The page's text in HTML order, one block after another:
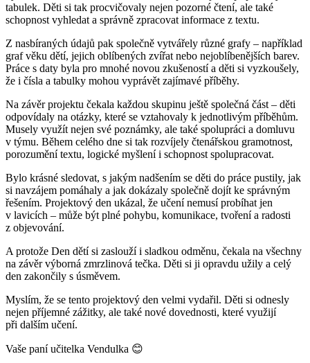
tabulek. Děti si tak procvičovaly nejen pozorné čtení, ale také
schopnost vyhledat a správně zpracovat informace z textu.
Z nasbíraných údajů pak společně vytvářely různé grafy – například
graf věku dětí, jejich oblíbených zvířat nebo nejoblíbenějších barev.
Práce s daty byla pro mnohé novou zkušeností a děti si vyzkoušely,
že i čísla a tabulky mohou vyprávět zajímavé příběhy.
Na závěr projektu čekala každou skupinu ještě společná část – děti
odpovídaly na otázky, které se vztahovaly k jednotlivým příběhům.
Musely využít nejen své poznámky, ale také spolupráci a domluvu
v týmu. Během celého dne si tak rozvíjely čtenářskou gramotnost,
porozumění textu, logické myšlení i schopnost spolupracovat.
Bylo krásné sledovat, s jakým nadšením se děti do práce pustily, jak
si navzájem pomáhaly a jak dokázaly společně dojít ke správným
řešením. Projektový den ukázal, že učení nemusí probíhat jen
v lavicích – může být plné pohybu, komunikace, tvoření a radosti
z objevování.
A protože Den dětí si zaslouží i sladkou odměnu, čekala na všechny
na závěr výborná zmrzlinová tečka. Děti si ji opravdu užily a celý
den zakončily s úsměvem.
Myslím, že se tento projektový den velmi vydařil. Děti si odnesly
nejen příjemné zážitky, ale také nové dovednosti, které využijí
při dalším učení.
Vaše paní učitelka Vendulka 😊